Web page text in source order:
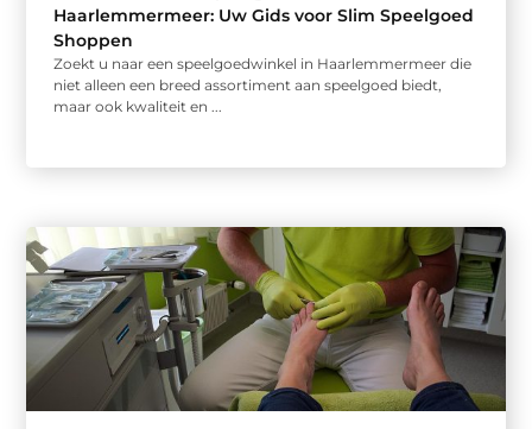
Haarlemmermeer: Uw Gids voor Slim Speelgoed
Shoppen
Zoekt u naar een speelgoedwinkel in Haarlemmermeer die
niet alleen een breed assortiment aan speelgoed biedt,
maar ook kwaliteit en ...